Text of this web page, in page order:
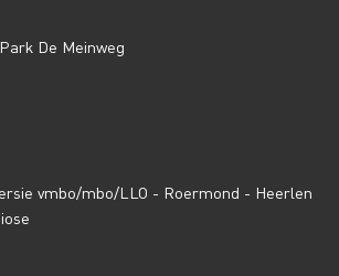
De Meinweg
vmbo/mbo/LLO - Roermond - Heerlen